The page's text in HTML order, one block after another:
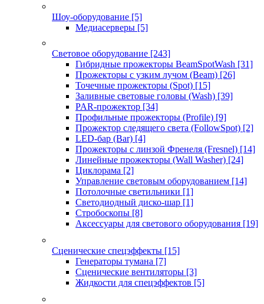
Шоу-оборудование [5]
Медиасерверы [5]
Световое оборудование [243]
Гибридные прожекторы BeamSpotWash [31]
Прожекторы с узким лучом (Beam) [26]
Точечные прожекторы (Spot) [15]
Заливные световые головы (Wash) [39]
PAR-прожектор [34]
Профильные прожекторы (Profile) [9]
Прожектор следящего света (FollowSpot) [2]
LED-бар (Bar) [4]
Прожекторы с линзой Френеля (Fresnel) [14]
Линейные прожекторы (Wall Washer) [24]
Циклорама [2]
Управление световым оборудованием [14]
Потолочные светильники [1]
Светодиодный диско-шар [1]
Стробоскопы [8]
Аксессуары для светового оборудования [19]
Сценические спецэффекты [15]
Генераторы тумана [7]
Сценические вентиляторы [3]
Жидкости для спецэффектов [5]